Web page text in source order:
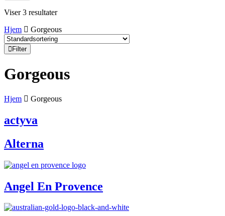
Viser 3 resultater
Hjem
Gorgeous
Filter
Gorgeous
Hjem Gorgeous
actyva
Alterna
Angel En Provence